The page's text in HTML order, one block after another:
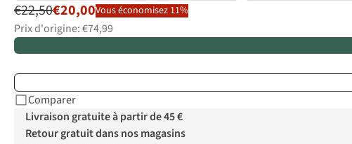
€22,50€20,00Vous économisez 11%
Prix d'origine: €74,99
Comparer
Livraison gratuite à partir de 45 €
Retour gratuit dans nos magasins